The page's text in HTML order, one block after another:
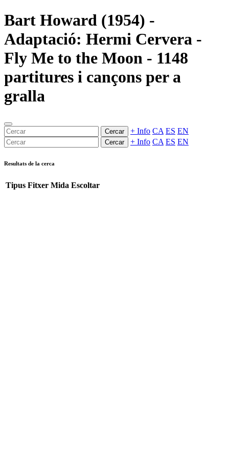
Bart Howard (1954) -
Adaptació: Hermi Cervera -
Fly Me to the Moon - 1148
partitures i cançons per a
gralla
Cercar + Info CA ES EN
Cercar + Info CA ES EN
Resultats de la cerca
Tipus Fitxer Mida Escoltar